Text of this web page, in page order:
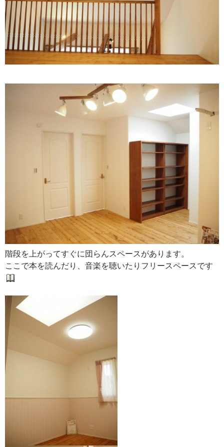
階段を上がってすぐに団らんスペースがあります。
ここで本を読んだり、音楽を聴いたりフリースペースです